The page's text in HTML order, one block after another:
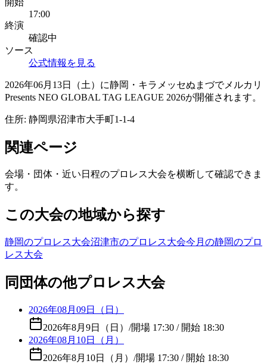
17:00
終演
確認中
ソース
公式情報を見る
2026年06月13日（土）に静岡・キラメッセぬまづでメルカリ
Presents NEO GLOBAL TAG LEAGUE 2026が開催されます。
住所: 静岡県沼津市大手町1-1-4
関連ページ
会場・団体・近い日程のプロレス大会を横断して確認できま
す。
この大会の地域から探す
静岡のプロレス大会沼津市のプロレス大会今月の静岡のプロ
レス大会
同団体の他プロレス大会
2026年08月09日（日）
2026年8月9日（日） /開場 17:30 / 開始 18:30
2026年08月10日（月）
2026年8月10日（月） /開場 17:30 / 開始 18:30